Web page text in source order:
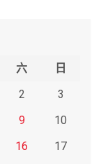
六
日
2
3
9
10
16
17